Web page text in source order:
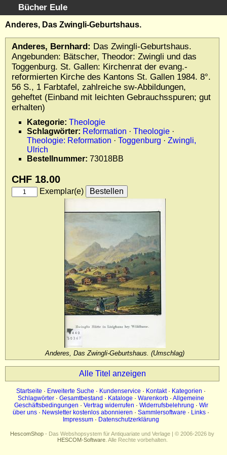
Bücher Eule
Schnellsuche:
Startseite
Erweiterte Suche
Kundenservice
Kontakt
Kategorien
Schlagwörter
Gesamtbestand
Kataloge
Warenkorb
Allgemeine Geschäftsbedingungen
Wir über uns
Newsletter kostenlos abonnieren
Anderes, Das Zwingli-Geburtshaus.
Anderes, Bernhard: Das Zwingli-Geburtshaus.
Angebunden: Bätscher, Theodor: Zwingli und das
Toggenburg. St. Gallen: Kirchenrat der evang.-
reformierten Kirche des Kantons St. Gallen 1984. 8°.
56 S., 1 Farbtafel, zahlreiche sw-Abbildungen,
geheftet (Einband mit leichten Gebrauchsspuren; gut
erhalten)
Kategorie: Theologie
Schlagwörter: Reformation · Theologie ·
Theologie: Reformation · Toggenburg · Zwingli,
Ulrich
Bestellnummer: 73018BB
CHF 18.00
Exemplar(e)
Anderes, Das Zwingli-Geburtshaus. (Umschlag)
Alle Titel anzeigen
Startseite · Erweiterte Suche · Kundenservice · Kontakt· Kategorien ·
Schlagwörter · Gesamtbestand · Kataloge · Warenkorb · Allgemeine
Geschäftsbedingungen · Vertrag widerrufen · Widerrufsbelehrung · Wir
über uns · Newsletter kostenlos abonnieren · Sammlersoftware · Links ·
Impressum · Datenschutzerklärung
HescomShop - Das Webshopsystem für Antiquariate und Verlage | © 2006-2026 by
HESCOM-Software. Alle Rechte vorbehalten.